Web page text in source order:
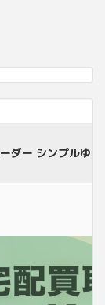
ダー シンプルゆ